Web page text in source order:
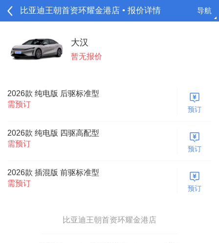
比亚迪王朝首资环耀金港店 • 报价详情 导航
大汉
暂无报价
2026款 纯电版 后驱标准型
需预订
预订
2026款 纯电版 四驱高配型
需预订
预订
2026款 插混版 前驱标准型
需预订
预订
比亚迪王朝首资环耀金港店